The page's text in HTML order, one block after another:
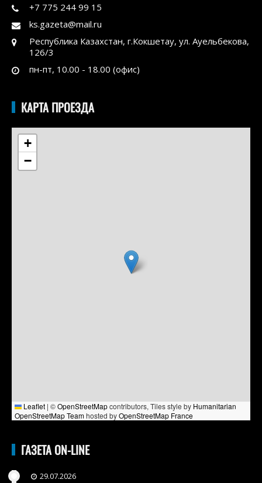
+7 775 244 99 15
ks.gazeta@mail.ru
Республика Казахстан, г.Кокшетау, ул. Ауельбекова,
126/3
пн-пт, 10.00 - 18.00 (офис)
КАРТА ПРОЕЗДА
+
−
Leaflet | ©OpenStreetMapcontributors, Tiles style by Humanitarian
OpenStreetMap Teamhosted byOpenStreetMap France
ГАЗЕТА ON-LINE
29.07.2026